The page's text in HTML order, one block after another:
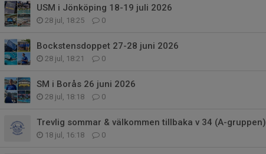
USM i Jönköping 18-19 juli 2026
28 jul, 18:25 0
Bockstensdoppet 27-28 juni 2026
28 jul, 18:21 0
SM i Borås 26 juni 2026
28 jul, 18:18 0
Trevlig sommar & välkommen tillbaka v 34 (A-gruppen)
18 jul, 16:18 0